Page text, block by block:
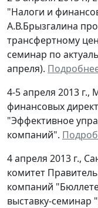
"Налоги и
А.В.Брызгалина
трансфертному
семинар по
апреля).
4-5 апреля 2013 г.,
финансовых
"Эффективное
компаний".
4 апреля 2013 г.,
комитет
компаний
выставку-